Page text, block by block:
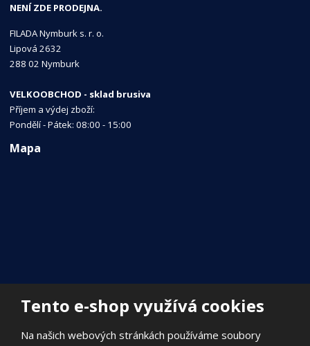
Tento e-shop využívá cookies
Na našich webových stránkách používáme soubory
NENÍ ZDE PRODEJNA.
FILADA Nymburk s. r. o.
Lipová 2632
288 02 Nymburk
VELKOOBCHOD - sklad brusiva
Příjem a výdej zboží:
Pondělí - Pátek: 08:00 - 15:00
Mapa